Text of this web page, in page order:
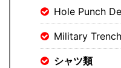
Hole Punch
Military
シャツ類